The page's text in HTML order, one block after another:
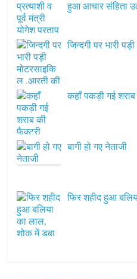
हुआ आचार संहिता
जिन्दगी पर भारी
कहाँ पकड़ी गई
बागी हो गए नेताजी
फिर शहीद हुआ